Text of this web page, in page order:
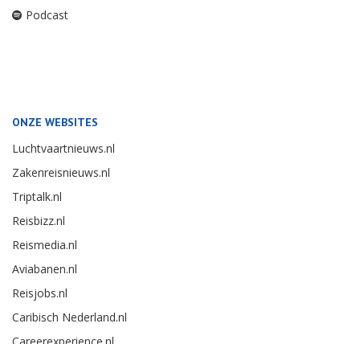
Podcast
ONZE WEBSITES
Luchtvaartnieuws.nl
Zakenreisnieuws.nl
Triptalk.nl
Reisbizz.nl
Reismedia.nl
Aviabanen.nl
Reisjobs.nl
Caribisch Nederland.nl